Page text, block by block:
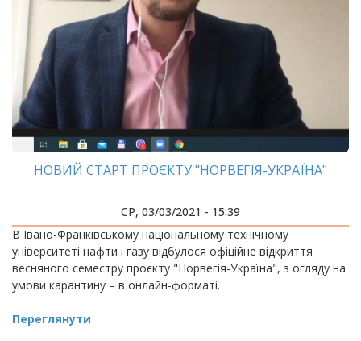
НОВИЙ СТАРТ ПРОЄКТУ "НОРВЕГІЯ-УКРАЇНА"
СР, 03/03/2021 - 15:39
В Івано-Франківському національному технічному
університеті нафти і газу відбулося офіційне відкриття
весняного семестру проєкту "Норвегія-Україна", з огляду на
умови карантину – в онлайн-форматі.
Переглянути